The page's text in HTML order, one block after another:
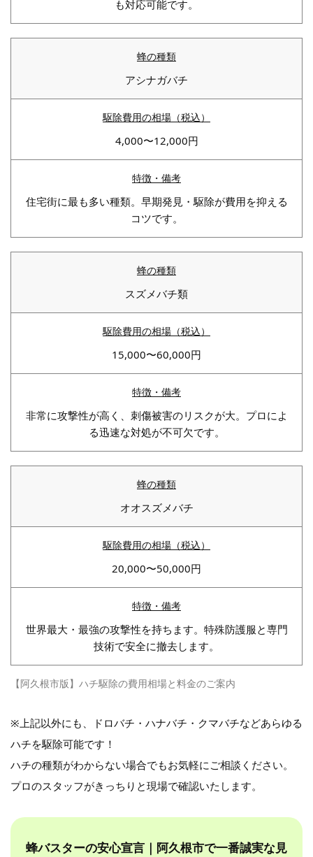
も対応可能です。
アシナガバチ
4,000〜12,000円
住宅街に最も多い種類。早期発見・駆除が費用を抑える
コツです。
スズメバチ類
15,000〜60,000円
非常に攻撃性が高く、刺傷被害のリスクが大。プロによ
る迅速な対処が不可欠です。
オオスズメバチ
20,000〜50,000円
世界最大・最強の攻撃性を持ちます。特殊防護服と専門
技術で安全に撤去します。
【阿久根市版】ハチ駆除の費用相場と料金のご案内
※上記以外にも、ドロバチ・ハナバチ・クマバチなどあらゆる
ハチを駆除可能です！
ハチの種類がわからない場合でもお気軽にご相談ください。
プロのスタッフがきっちりと現場で確認いたします。
蜂バスターの安心宣言｜阿久根市で一番誠実な見